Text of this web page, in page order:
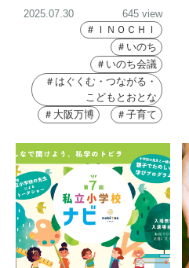
2025.07.30
645 view
＃ＩＮＯＣＨＩ
＃いのち
＃いのち会議
＃はぐくむ・つながる・
こどもとおとな
＃大阪万博
＃子育て